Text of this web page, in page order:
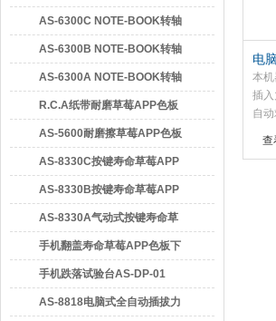
广东草莓视频官方网站检测
APP色板下载
AS-6300C NOTE-BOOK转轴
寿命草莓APP色板下载
AS-6300B NOTE-BOOK转轴
寿命草莓APP色板下载
AS-6300A NOTE-BOOK转轴
寿命草莓APP色板下载
R.C.A纸带耐磨草莓APP色板
下载
AS-5600耐磨擦草莓APP色板
下载
AS-8330C按键寿命草莓APP
色板下载
AS-8330B按键寿命草莓APP
色板下载
AS-8330A气动式按键寿命草
莓APP色板下载
手机翻盖寿命草莓APP色板下
载AS-6300B
手机跌落试验台AS-DP-01
AS-8818电脑式全自动插拔力
电
莓
本
插入
自动
查